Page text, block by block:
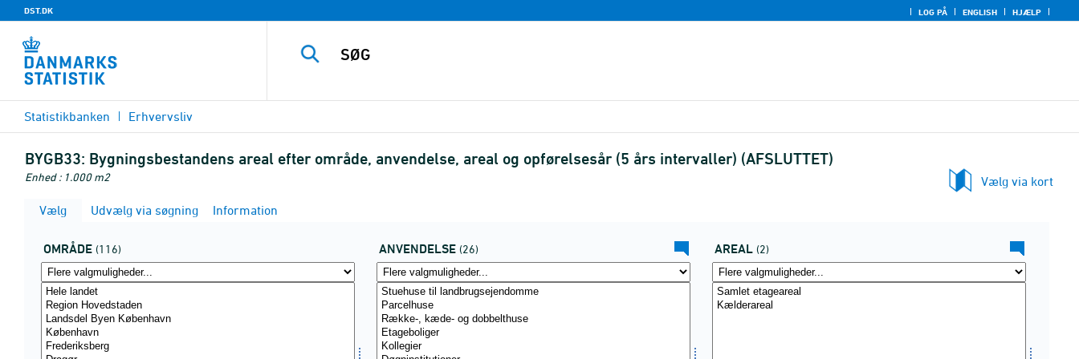
DST.DK LOG PÅ ENGLISH HJÆLP
Statistikbanken Erhvervsliv
BYGB33: Bygningsbestandens areal efter område, anvendelse, areal og opførelsesår (5 års intervaller) (AFSLUTTET)
Enhed : 1.000 m2
Vælg via kort
Vælg
Udvælg via søgning Information
OMRÅDE (116) ANVENDELSE (26) AREAL (2)